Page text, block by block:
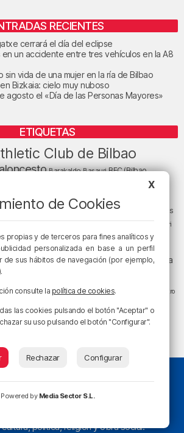
RECIENTES
cerrará el día del eclipse
un accidente entre tres vehículos en la A8
vida de una mujer en la ría de Bilbao
Bizkaia: cielo muy nuboso
agosto el «Día de las Personas Mayores»
ETIQUETAS
Club de Bilbao
Barakaldo Basauri BEC (Bilbao
Bizkaia
Copa del Rey cultura
Cáritas
de Bilbao Egunon Bizkaia el tiempo Enkarterri
Euskadi (País Vasco)
Gobierno vasco juanma jubera LaLiga LaLiga
Mamés sociedadsucesos Teatro
atmosféricotráfico
. Desde 1960 haciendo radio en Bilbao.
política, religión y obra social.
X
de Cookies
propias y de terceros para fines analíticos y
personalizada en base a un perfil
de sus hábitos de navegación (por ejemplo,
consulte la política de cookies.
las cookies pulsando el botón "Aceptar" o
su uso pulsando el botón "Configurar".
Rechazar Configurar
Powered by Media Sector S.L.